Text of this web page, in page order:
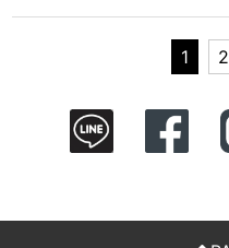
1 2